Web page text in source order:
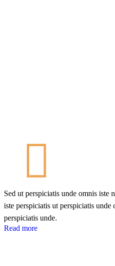
Sed ut perspiciatis unde omnis iste
iste perspiciatis ut perspiciatis unde
perspiciatis unde.
Read more